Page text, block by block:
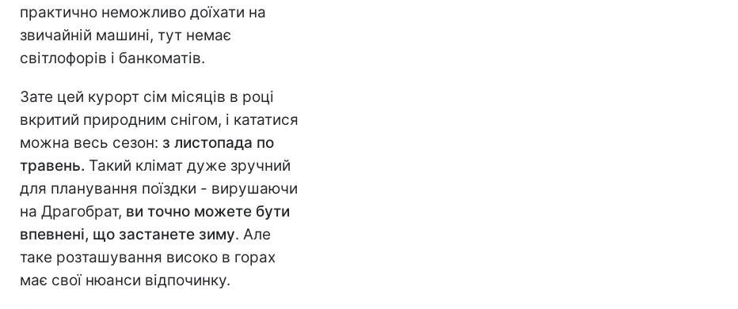
практично неможливо доїхати на
звичайній машині, тут немає
світлофорів і банкоматів.
Зате цей курорт сім місяців в році
вкритий природним снігом, і кататися
можна весь сезон: з листопада по
травень. Такий клімат дуже зручний
для планування поїздки - вирушаючи
на Драгобрат, ви точно можете бути
впевнені, що застанете зиму. Але
таке розташування високо в горах
має свої нюанси відпочинку.